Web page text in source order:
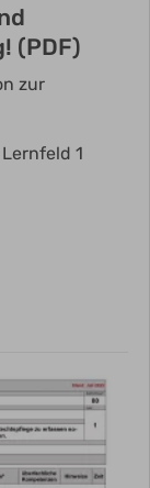
(PDF)
zur
1